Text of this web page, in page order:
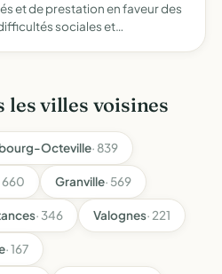
et de prestation en faveur des
sociales et
les villes voisines
Octeville· 839
660 Granville· 569
· 346 Valognes· 221
· 167